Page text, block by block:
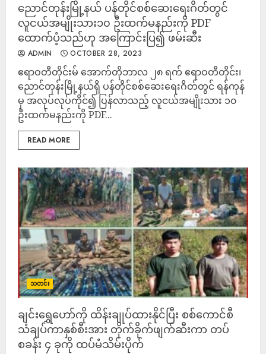
ညောင်တုန်းမြို့နယ် ပန်တိုင်စစ်ဆေးရေးဂိတ်တွင်
လူငယ်အမျိုးသား၁၀ ဦးထက်မနည်းကို PDF
ထောက်ပံ့သည်ဟု အကြောင်းပြ၍ ဖမ်းဆီး
ADMIN OCTOBER 28, 2023
ဧရာဝတီတိုင်းမ် အောက်တိုဘာလ ၂၈ ရက် ဧရာဝတီတိုင်း၊
ညောင်တုန်းမြို့နယ်ရှိ ပန်တိုင်စစ်ဆေးရေးဂိတ်တွင် ရန်ကုန်
မှ အလုပ်လုပ်ကိုင်၍ ပြန်လာသည့် လူငယ်အမျိုးသား ၁၀
ဦးထက်မနည်းကို PDF...
READ MORE
သတင်း
ချင်းရွှေဟော်ကို ထိန်းချုပ်ထားနိုင်ပြီး စစ်ကောင်စီ
သံချပ်ကာနှစ်စီးအား တိုက်ခိုက်ဖျက်ဆီးကာ တပ်
စခန်း ၄ ခုကို ထပ်မံသိမ်းပိုက်